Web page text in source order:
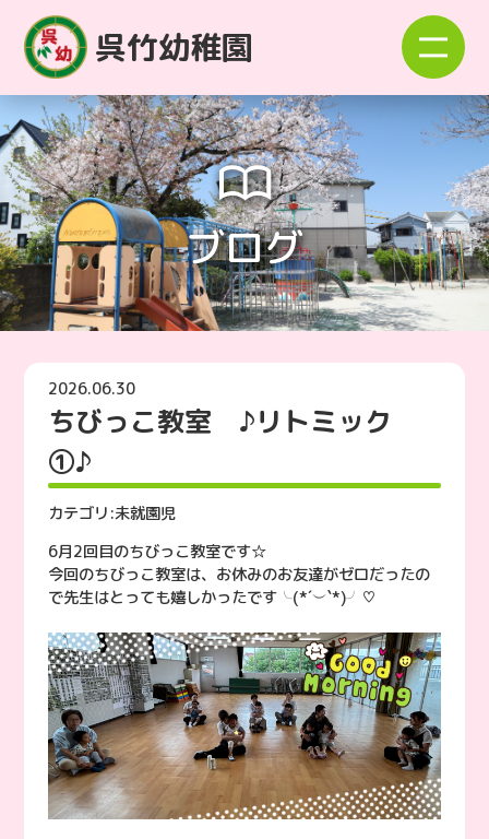
呉竹幼稚園
ブログ
2026.06.30
ちびっこ教室 ♪リトミック
①♪
カテゴリ:未就園児
6月2回目のちびっこ教室です☆
今回のちびっこ教室は、お休みのお友達がゼロだったの
で先生はとっても嬉しかったです╰(*´︶`*)╯♡